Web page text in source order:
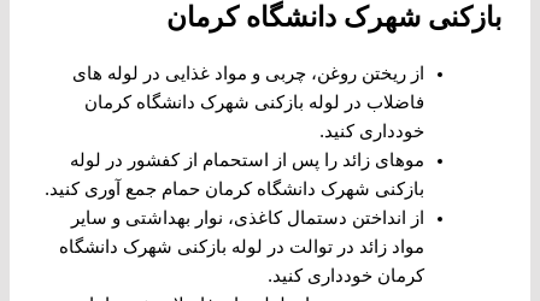
بازکنی شهرک دانشگاه کرمان
از ریختن روغن، چربی و مواد غذایی در لوله های
فاضلاب در لوله بازکنی شهرک دانشگاه کرمان
خودداری کنید.
موهای زائد را پس از استحمام از کفشور در لوله
بازکنی شهرک دانشگاه کرمان حمام جمع آوری کنید.
از انداختن دستمال کاغذی، نوار بهداشتی و سایر
مواد زائد در توالت در لوله بازکنی شهرک دانشگاه
کرمان خودداری کنید.